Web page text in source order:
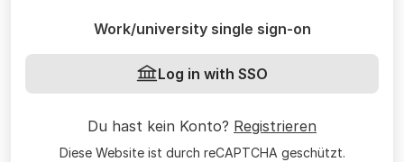
Work/university single sign-on
Log in with SSO
Du hast kein Konto? Registrieren
Diese Website ist durch reCAPTCHA geschützt.